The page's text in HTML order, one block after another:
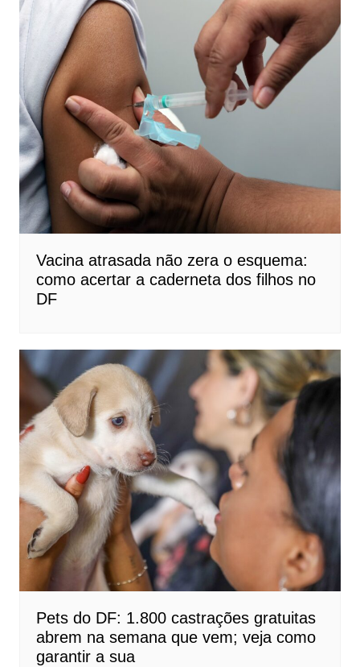
Vacina atrasada não zera o esquema:
como acertar a caderneta dos filhos no
DF
Pets do DF: 1.800 castrações gratuitas
abrem na semana que vem; veja como
garantir a sua